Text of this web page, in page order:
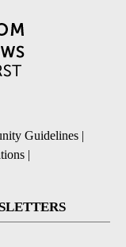
Guidelines |
|